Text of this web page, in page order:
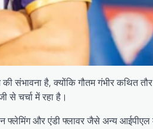
संभावना है, क्योंकि गौतम गंभीर कथित
चर्चा में रहा है।
और एंडी फ्लावर जैसे अन्य आईपीएल